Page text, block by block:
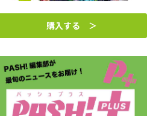
購入する ＞